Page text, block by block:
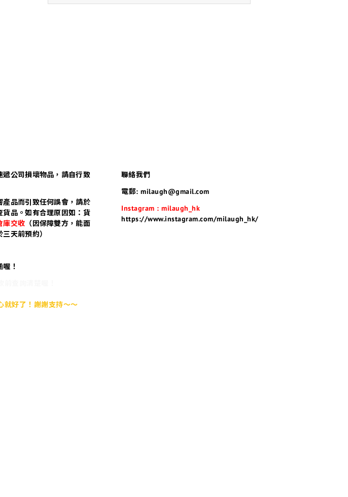
公司損壞物品，請自行致
品而引致任何誤會，請於
品。如有合理原因如：貨
庫交收 （因保障雙方，能面
天前預約）
！
就好了！謝謝支持～～
聯絡我們
電郵: milaugh@gmail.com
Instagram : milaugh_hk
https://www.instagram.com/milaugh_hk/